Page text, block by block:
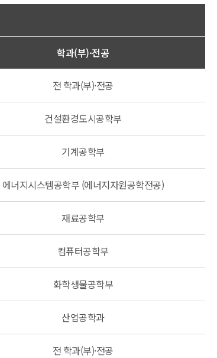
학과(부)·전공
전 학과(부)·전공
건설환경도시공학부
기계공학부
에너지시스템공학부 (에너지자원공학전공)
재료공학부
컴퓨터공학부
화학생물공학부
산업공학과
전 학과(부)·전공